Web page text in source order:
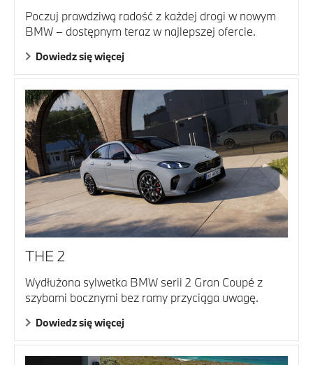
Poczuj prawdziwą radość z każdej drogi w nowym
BMW – dostępnym teraz w najlepszej ofercie.
Dowiedz się więcej
THE 2
Wydłużona sylwetka BMW serii 2 Gran Coupé z
szybami bocznymi bez ramy przyciąga uwagę.
Dowiedz się więcej